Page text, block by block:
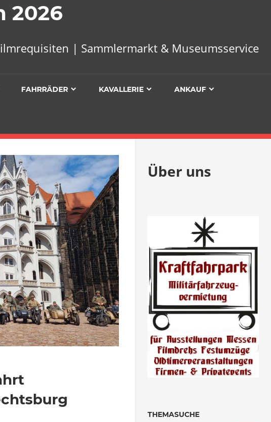
2026
| Sammlermarkt & Museumsservice
FAHRRÄDER KAVALLERIE ANKAUF
Über uns
THEMASUCHE